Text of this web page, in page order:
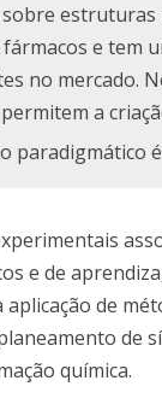
e tem
no mercado.
a
paradigmático
e de
de
de
química.